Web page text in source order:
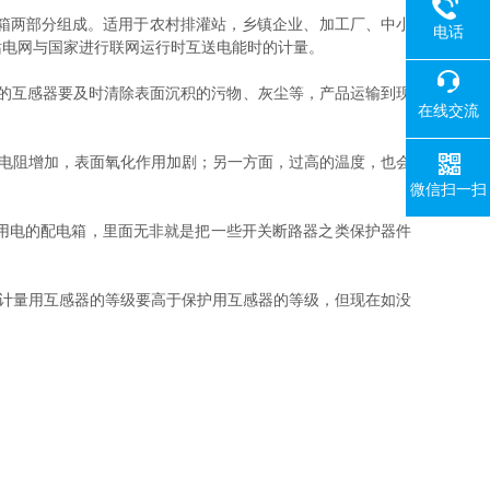
分组成。适用于农村排灌站，乡镇企业、加工厂、中小
网与国家进行联网运行时互送电能时的计量。
感器要及时清除表面沉积的污物、灰尘等，产品运输到现
加，表面氧化作用加剧；另一方面，过高的温度，也会
的配电箱，里面无非就是把一些开关断路器之类保护器件
用互感器的等级要高于保护用互感器的等级，但现在如没
电话
在线交流
微信扫一扫